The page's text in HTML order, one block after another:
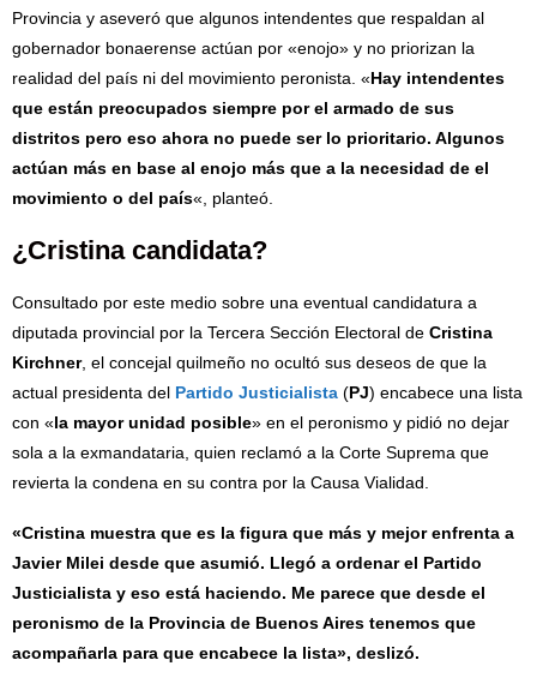
Provincia y aseveró que algunos intendentes que respaldan al
gobernador bonaerense actúan por «enojo» y no priorizan la
realidad del país ni del movimiento peronista. «Hay intendentes
que están preocupados siempre por el armado de sus
distritos pero eso ahora no puede ser lo prioritario. Algunos
actúan más en base al enojo más que a la necesidad de el
movimiento o del país«, planteó.
¿Cristina candidata?
Consultado por este medio sobre una eventual candidatura a
diputada provincial por la Tercera Sección Electoral de Cristina
Kirchner, el concejal quilmeño no ocultó sus deseos de que la
actual presidenta del Partido Justicialista (PJ) encabece una lista
con «la mayor unidad posible» en el peronismo y pidió no dejar
sola a la exmandataria, quien reclamó a la Corte Suprema que
revierta la condena en su contra por la Causa Vialidad.
«Cristina muestra que es la figura que más y mejor enfrenta a
Javier Milei desde que asumió. Llegó a ordenar el Partido
Justicialista y eso está haciendo. Me parece que desde el
peronismo de la Provincia de Buenos Aires tenemos que
acompañarla para que encabece la lista», deslizó.